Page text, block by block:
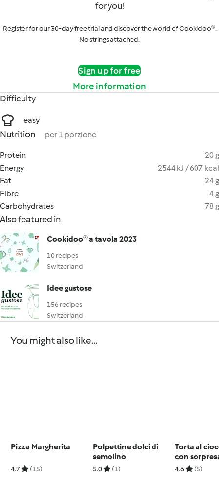
for you!
Register for our 30-day free trial and discover the world of Cookidoo®.
No strings attached.
Sign up for free
More information
Difficulty
easy
Nutrition per 1 porzione
Protein
20 g
Energy
2544 kJ / 607 kcal
Fat
24 g
Fibre
4 g
Carbohydrates
78 g
Also featured in
Cookidoo® a tavola 2023
10 recipes
Switzerland
Idee gustose
156 recipes
Switzerland
You might also like...
Pizza Margherita
4.7 (15)
Polpettine dolci di
semolino
5.0 (1)
Torta al
con
4.6 (5)